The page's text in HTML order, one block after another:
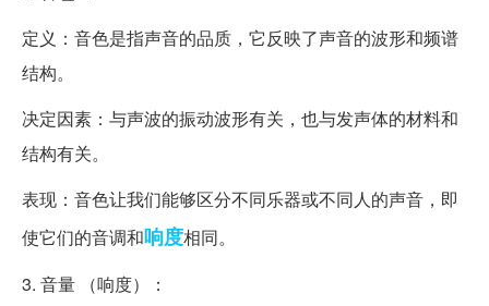
定义：音色是指声音的品质，它反映了声音的波形和频谱
结构。
决定因素：与声波的振动波形有关，也与发声体的材料和
结构有关。
表现：音色让我们能够区分不同乐器或不同人的声音，即
使它们的音调和响度相同。
3. 音量 （响度）：